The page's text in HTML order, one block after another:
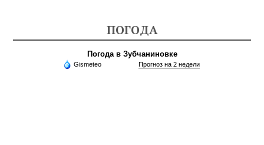
ПОГОДА
Погода в Зубчаниновке
Gismeteo Прогноз на 2 недели